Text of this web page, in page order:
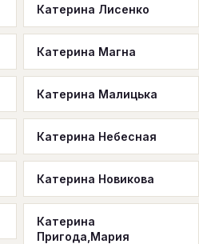
Катерина Лисенко
Катерина Магна
Катерина Малицька
Катерина Небесная
Катерина Новикова
Катерина
Пригода,Мария